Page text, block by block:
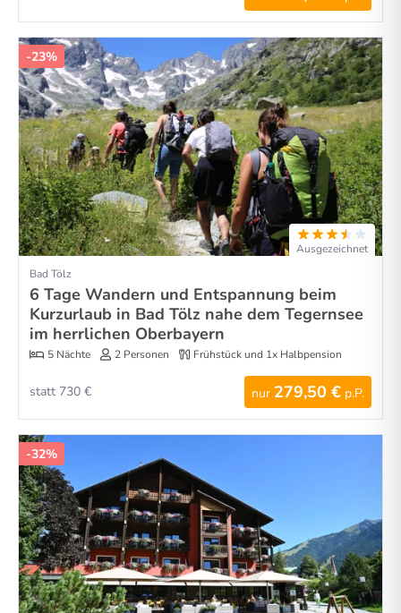
-23%
Ausgezeichnet
Bad Tölz
6 Tage Wandern und Entspannung beim
Kurzurlaub in Bad Tölz nahe dem Tegernsee
im herrlichen Oberbayern
5 Nächte 2 Personen Frühstück und 1x Halbpension
nur 279,50 € p.P.
statt 730 €
-32%